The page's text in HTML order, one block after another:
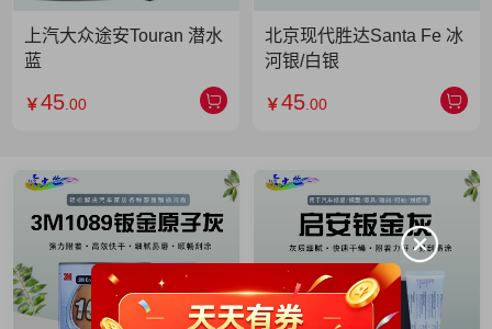
上汽大众途安Touran 潜水
蓝
￥45 .00
北京现代胜达Santa Fe 冰
河银/白银
￥45 .00